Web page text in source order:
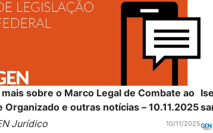
mais sobre o Marco Legal de Combate ao
Organizado e outras notícias – 10.11.2025
Jurídico
10/11/2025